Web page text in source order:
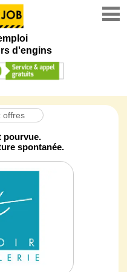
d'engins
offres
pourvue.
spontanée.